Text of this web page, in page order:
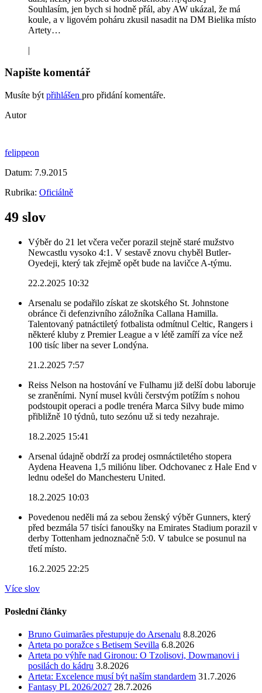
Souhlasím, jen bych si hodně přál, aby AW ukázal, že má
koule, a v ligovém poháru zkusil nasadit na DM Bielika místo
Artety…
|
Napište komentář
Musíte být přihlášen pro přidání komentáře.
Autor
felippeon
Datum: 7.9.2015
Rubrika: Oficiálně
49 slov
Výběr do 21 let včera večer porazil stejně staré mužstvo
Newcastlu vysoko 4:1. V sestavě znovu chyběl Butler-
Oyedeji, který tak zřejmě opět bude na lavičce A-týmu.
22.2.2025 10:32
Arsenalu se podařilo získat ze skotského St. Johnstone
obránce či defenzivního záložníka Callana Hamilla.
Talentovaný patnáctiletý fotbalista odmítnul Celtic, Rangers i
některé kluby z Premier League a v létě zamíří za více než
100 tisíc liber na sever Londýna.
21.2.2025 7:57
Reiss Nelson na hostování ve Fulhamu již delší dobu laboruje
se zraněními. Nyní musel kvůli čerstvým potížím s nohou
podstoupit operaci a podle trenéra Marca Silvy bude mimo
přibližně 10 týdnů, tuto sezónu už si tedy nezahraje.
18.2.2025 15:41
Arsenal údajně obdrží za prodej osmnáctiletého stopera
Aydena Heavena 1,5 miliónu liber. Odchovanec z Hale End v
lednu odešel do Manchesteru United.
18.2.2025 10:03
Povedenou neděli má za sebou ženský výběr Gunners, který
před bezmála 57 tisíci fanoušky na Emirates Stadium porazil v
derby Tottenham jednoznačně 5:0. V tabulce se posunul na
třetí místo.
16.2.2025 22:25
Více slov
Poslední články
Bruno Guimarães přestupuje do Arsenalu 8.8.2026
Arteta po poražce s Betisem Sevilla 6.8.2026
Arteta po výhře nad Gironou: O Tzolisovi, Dowmanovi i
posilách do kádru 3.8.2026
Arteta: Excelence musí být naším standardem 31.7.2026
Fantasy PL 2026/2027 28.7.2026